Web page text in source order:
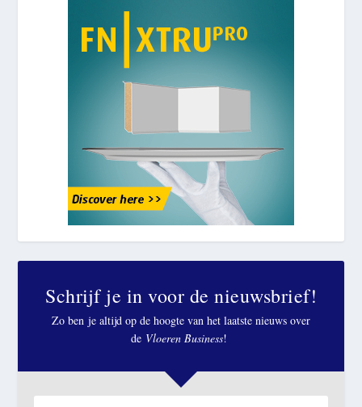
Schrijf je in voor de nieuwsbrief!
Zo ben je altijd op de hoogte van het laatste nieuws over
de Vloeren Business!